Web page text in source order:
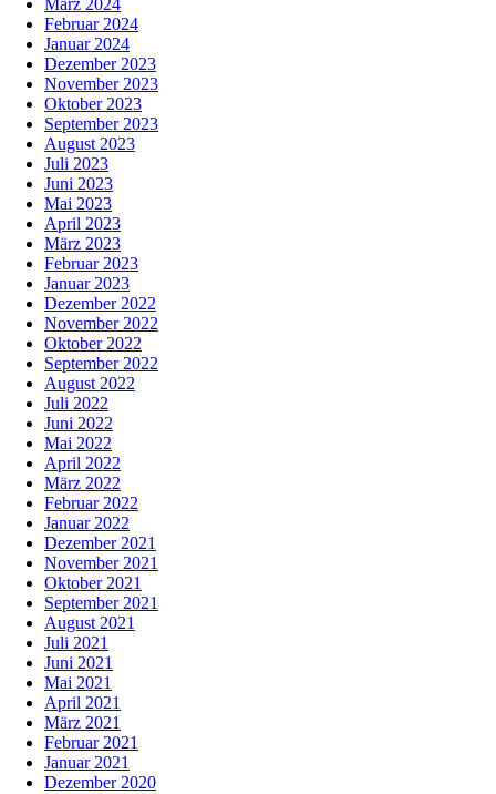
März 2024
Februar 2024
Januar 2024
Dezember 2023
November 2023
Oktober 2023
September 2023
August 2023
Juli 2023
Juni 2023
Mai 2023
April 2023
März 2023
Februar 2023
Januar 2023
Dezember 2022
November 2022
Oktober 2022
September 2022
August 2022
Juli 2022
Juni 2022
Mai 2022
April 2022
März 2022
Februar 2022
Januar 2022
Dezember 2021
November 2021
Oktober 2021
September 2021
August 2021
Juli 2021
Juni 2021
Mai 2021
April 2021
März 2021
Februar 2021
Januar 2021
Dezember 2020